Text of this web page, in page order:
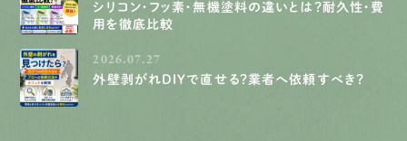
シリコン・フッ素・無機塗料の違いとは？耐久性・費
用を徹底比較
2026.07.27
外壁剥がれDIYで直せる？業者へ依頼すべき？